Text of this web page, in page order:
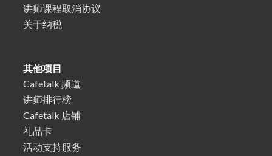
讲师课程取消协议
关于纳税
其他项目
Cafetalk 频道
讲师排行榜
Cafetalk 店铺
礼品卡
活动支持服务